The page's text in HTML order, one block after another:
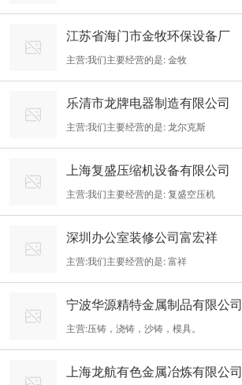
江苏省海门市金牧环保设备厂
主营:我们主要经营的是: 金牧
乐清市龙牌电器制造有限公司
主营:我们主要经营的是: 龙尔克斯
上海复盛压缩机设备有限公司
主营:我们主要经营的是: 复盛空压机
深圳办公室装修公司富宏祥
主营:我们主要经营的是: 富祥
宁波华源精特金属制品有限公司
主营:压铸，浇铸，沙铸，模具。
上海龙航有色金属冶炼有限公司